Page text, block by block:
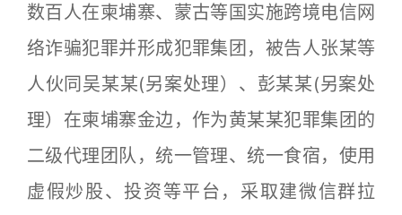
数百人在柬埔寨、蒙古等国实施跨境电信网
络诈骗犯罪并形成犯罪集团，被告人张某等
人伙同吴某某(另案处理）、彭某某(另案处
理）在柬埔寨金边，作为黄某某犯罪集团的
二级代理团队，统一管理、统一食宿，使用
虚假炒股、投资等平台，采取建微信群拉